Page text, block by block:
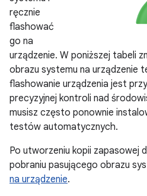
ręcznie
flashować
go na
urządzenie. W poniższej tabeli
obrazu systemu na urządzenie
flashowanie urządzenia jest
precyzyjnej kontroli nad
musisz często ponownie
testów automatycznych.
Po utworzeniu kopii zapasowej
pobraniu pasującego obrazu
na urządzenie.